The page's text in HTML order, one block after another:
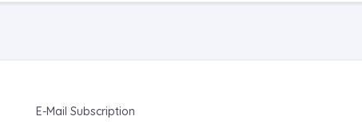
E-Mail Subscription